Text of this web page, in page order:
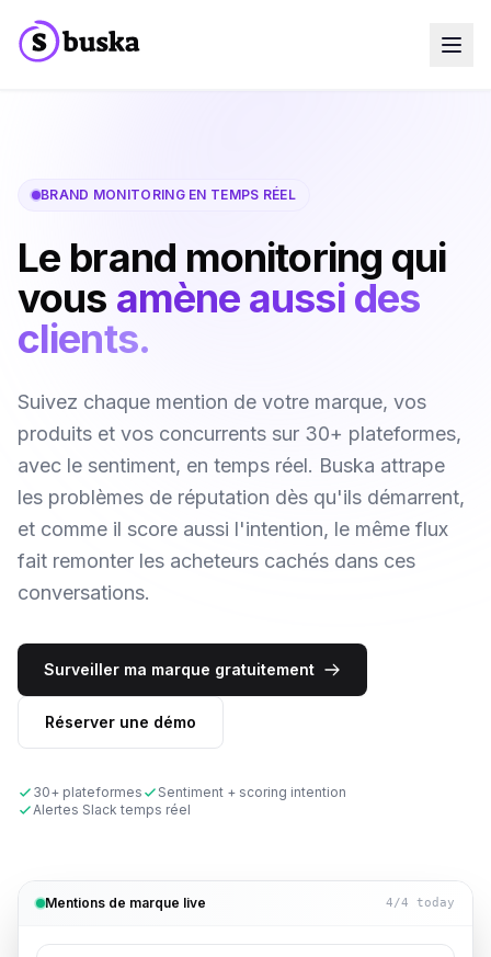
Équipes Growth
Tarifs
Docs
BRAND MONITORING EN TEMPS RÉEL
Le brand monitoring qui
vous amène aussi des
clients.
Suivez chaque mention de votre marque, vos
produits et vos concurrents sur 30+ plateformes,
avec le sentiment, en temps réel. Buska attrape
les problèmes de réputation dès qu'ils démarrent,
et comme il score aussi l'intention, le même flux
fait remonter les acheteurs cachés dans ces
conversations.
Surveiller ma marque gratuitement
Réserver une démo
30+ plateformes
Sentiment + scoring intention
Alertes Slack temps réel
Mentions de marque live 4/4 today